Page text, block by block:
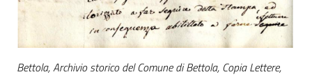
Bettola, Archivio storico del Comune di Bettola, Copia Lettere,